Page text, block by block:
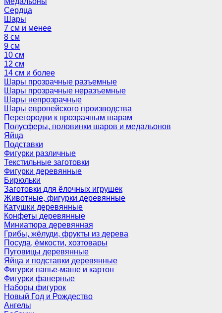
Сердца
Шары
7 см и менее
8 см
9 см
10 см
12 см
14 см и более
Шары прозрачные разъемные
Шары прозрачные неразъемные
Шары непрозрачные
Шары европейского производства
Перегородки к прозрачным шарам
Полусферы, половинки шаров и медальонов
Яйца
Подставки
Фигурки различные
Текстильные заготовки
Фигурки деревянные
Бирюльки
Заготовки для ёлочных игрушек
Животные, фигурки деревянные
Катушки деревянные
Конфеты деревянные
Миниатюра деревянная
Грибы, жёлуди, фрукты из дерева
Посуда, ёмкости, хозтовары
Пуговицы деревянные
Яйца и подставки деревянные
Фигурки папье-маше и картон
Фигурки фанерные
Наборы фигурок
Новый Год и Рождество
Ангелы